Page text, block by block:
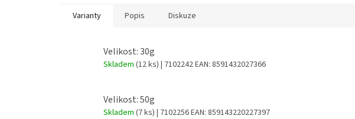
Varianty Popis Diskuze
Velikost: 30g
Skladem (12 ks) | 7102242EAN: 8591432027366
Velikost: 50g
Skladem (7 ks) | 7102256EAN: 859143220227397